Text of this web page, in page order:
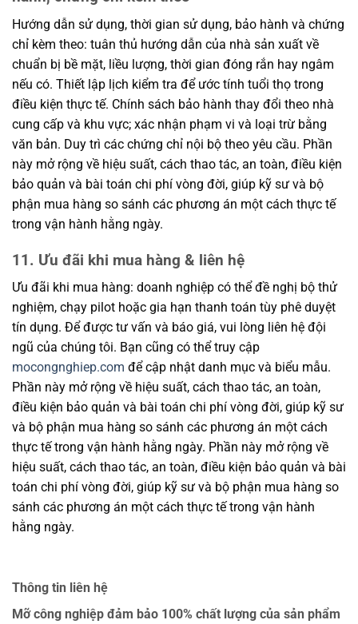
Hướng dẫn sử dụng, thời gian sử dụng, bảo hành và chứng
chỉ kèm theo: tuân thủ hướng dẫn của nhà sản xuất về
chuẩn bị bề mặt, liều lượng, thời gian đóng rắn hay ngâm
nếu có. Thiết lập lịch kiểm tra để ước tính tuổi thọ trong
điều kiện thực tế. Chính sách bảo hành thay đổi theo nhà
cung cấp và khu vực; xác nhận phạm vi và loại trừ bằng
văn bản. Duy trì các chứng chỉ nội bộ theo yêu cầu. Phần
này mở rộng về hiệu suất, cách thao tác, an toàn, điều kiện
bảo quản và bài toán chi phí vòng đời, giúp kỹ sư và bộ
phận mua hàng so sánh các phương án một cách thực tế
trong vận hành hằng ngày.
11. Ưu đãi khi mua hàng & liên hệ
Ưu đãi khi mua hàng: doanh nghiệp có thể đề nghị bộ thử
nghiệm, chạy pilot hoặc gia hạn thanh toán tùy phê duyệt
tín dụng. Để được tư vấn và báo giá, vui lòng liên hệ đội
ngũ của chúng tôi. Bạn cũng có thể truy cập
mocongnghiep.com để cập nhật danh mục và biểu mẫu.
Phần này mở rộng về hiệu suất, cách thao tác, an toàn,
điều kiện bảo quản và bài toán chi phí vòng đời, giúp kỹ sư
và bộ phận mua hàng so sánh các phương án một cách
thực tế trong vận hành hằng ngày. Phần này mở rộng về
hiệu suất, cách thao tác, an toàn, điều kiện bảo quản và bài
toán chi phí vòng đời, giúp kỹ sư và bộ phận mua hàng so
sánh các phương án một cách thực tế trong vận hành
hằng ngày.
Thông tin liên hệ
Mỡ công nghiệp đảm bảo 100% chất lượng của sản phẩm